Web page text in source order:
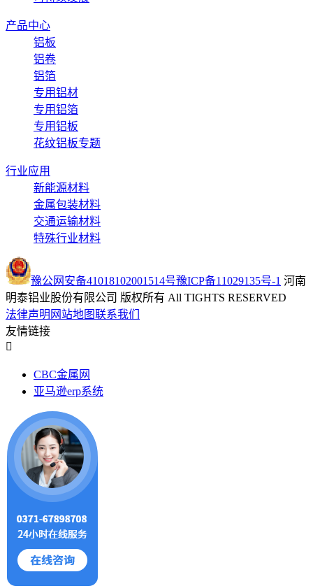
产品中心
铝板
铝卷
铝箔
专用铝材
专用铝箔
专用铝板
花纹铝板专题
行业应用
新能源材料
金属包装材料
交通运输材料
特殊行业材料
豫公网安备41018102001514号豫ICP备11029135号-1 河南
明泰铝业股份有限公司 版权所有 All TIGHTS RESERVED
法律声明 网站地图联系我们
友情链接
CBC金属网
亚马逊erp系统